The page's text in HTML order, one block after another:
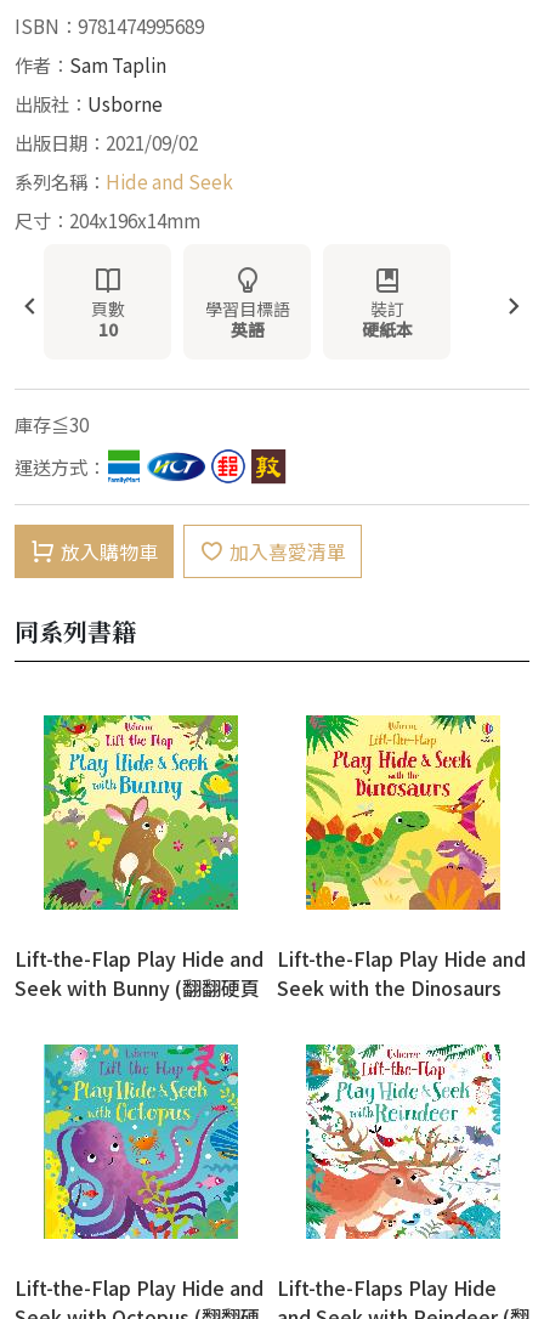
ISBN：9781474995689
作者： Sam Taplin
出版社： Usborne
出版日期：2021/09/02
系列名稱： Hide and Seek
尺寸：204x196x14mm
頁數
10
學習目標語
英語
裝訂
硬紙本
庫存≦30
運送方式：
放入購物車 加入喜愛清單
同系列書籍
Lift-the-Flap Play Hide and
Seek with Bunny (翻翻硬頁
Lift-the-Flap Play Hide and
Seek with the Dinosaurs
Lift-the-Flap Play Hide and Lift-the-Flaps Play Hide